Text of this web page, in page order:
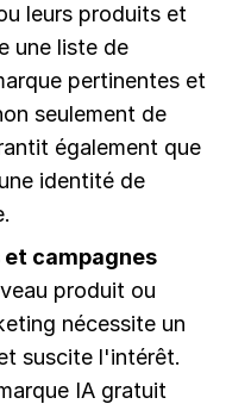
leurs produits et
une liste de
pertinentes et
seulement de
également que
identité de
campagnes
produit ou
nécessite un
suscite l'intérêt.
IA gratuit